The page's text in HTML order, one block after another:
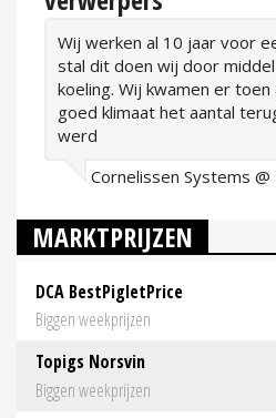
Wij werken al 10 jaar voor
stal dit doen wij door
koeling. Wij kwamen er
goed klimaat het aantal
werd
Cornelissen Systems
MARKTPRIJZEN
DCA BestPigletPrice
Biggen weekprijzen
Topigs Norsvin
Biggen weekprijzen